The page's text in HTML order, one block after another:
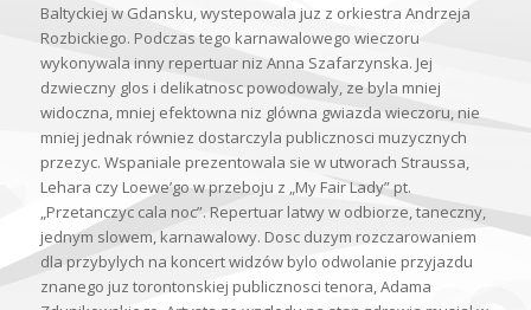
Baltyckiej w Gdansku, wystepowala juz z orkiestra Andrzeja
Rozbickiego. Podczas tego karnawalowego wieczoru
wykonywala inny repertuar niz Anna Szafarzynska. Jej
dzwieczny glos i delikatnosc powodowaly, ze byla mniej
widoczna, mniej efektowna niz glówna gwiazda wieczoru, nie
mniej jednak równiez dostarczyla publicznosci muzycznych
przezyc. Wspaniale prezentowala sie w utworach Straussa,
Lehara czy Loewe’go w przeboju z „My Fair Lady” pt.
„Przetanczyc cala noc”. Repertuar latwy w odbiorze, taneczny,
jednym slowem, karnawalowy. Dosc duzym rozczarowaniem
dla przybylych na koncert widzów bylo odwolanie przyjazdu
znanego juz torontonskiej publicznosci tenora, Adama